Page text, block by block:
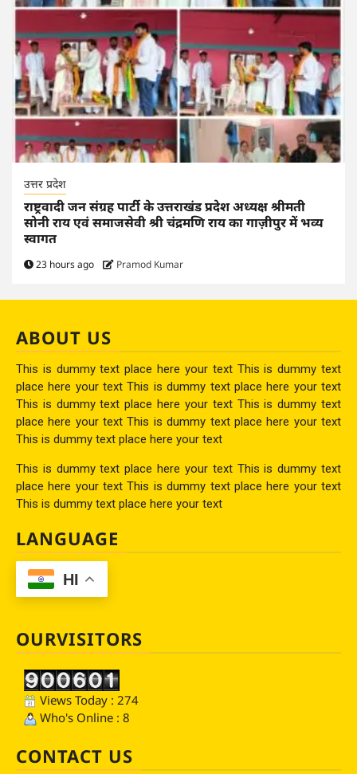
उत्तर प्रदेश
राष्ट्रवादी जन संग्रह पार्टी के उत्तराखंड प्रदेश अध्यक्ष श्रीमती
सोनी राय एवं समाजसेवी श्री चंद्रमणि राय का गाज़ीपुर में भव्य
स्वागत
23 hours ago Pramod Kumar
ABOUT US
This is dummy text place here your text This is dummy text
place here your text This is dummy text place here your text
This is dummy text place here your text This is dummy text
place here your text This is dummy text place here your text
This is dummy text place here your text
This is dummy text place here your text This is dummy text
place here your text This is dummy text place here your text
This is dummy text place here your text
LANGUAGE
HI
OURVISITORS
Views Today : 274
Who's Online : 8
CONTACT US